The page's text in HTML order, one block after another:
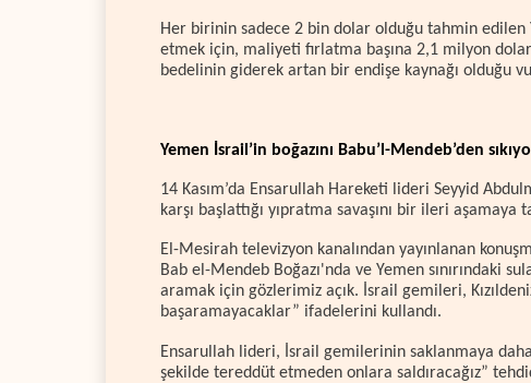
Her birinin sadece 2 bin dolar olduğu tahmin edilen
etmek için, maliyeti fırlatma başına 2,1 milyon
bedelinin giderek artan bir endişe kaynağı olduğu
Yemen İsrail’in boğazını Babu’l-Mendeb’den
14 Kasım’da Ensarullah Hareketi lideri Seyyid
karşı başlattığı yıpratma savaşını bir ileri aşamaya
El-Mesirah televizyon kanalından yayınlanan
Bab el-Mendeb Boğazı'nda ve Yemen sınırındaki
aramak için gözlerimiz açık. İsrail gemileri,
başaramayacaklar” ifadelerini kullandı.
Ensarullah lideri, İsrail gemilerinin saklanmaya daha
şekilde tereddüt etmeden onlara saldıracağız”